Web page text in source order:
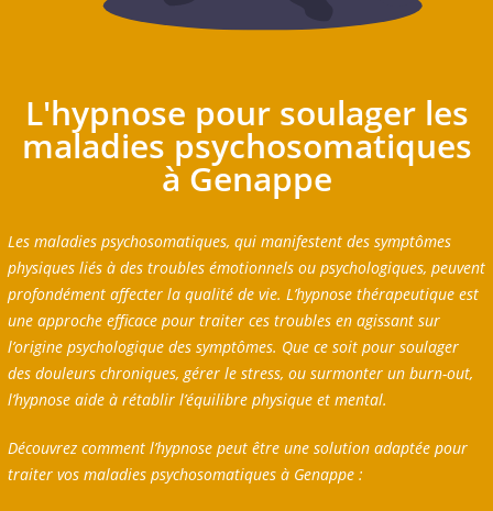
L'hypnose pour soulager les
maladies psychosomatiques
à Genappe
Les maladies psychosomatiques, qui manifestent des symptômes
physiques liés à des troubles émotionnels ou psychologiques, peuvent
profondément affecter la qualité de vie. L’hypnose thérapeutique est
une approche efficace pour traiter ces troubles en agissant sur
l’origine psychologique des symptômes. Que ce soit pour soulager
des douleurs chroniques, gérer le stress, ou surmonter un burn-out,
l’hypnose aide à rétablir l’équilibre physique et mental.
Découvrez comment l’hypnose peut être une solution adaptée pour
traiter vos maladies psychosomatiques à Genappe :